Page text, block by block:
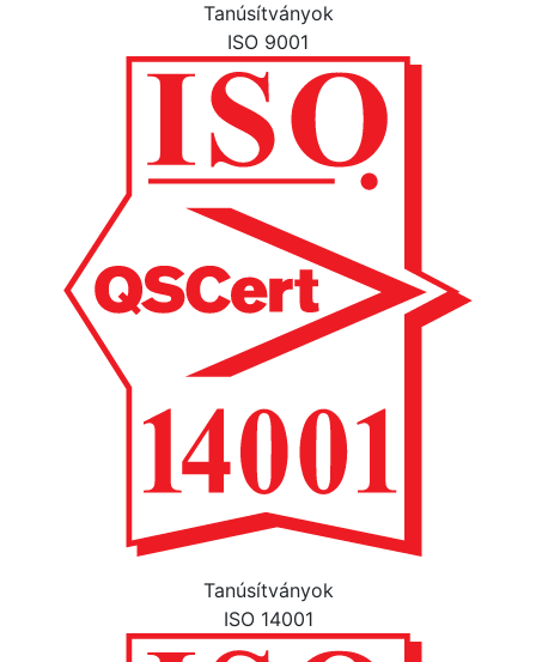
Tanúsítványok
ISO 9001
Tanúsítványok
ISO 14001